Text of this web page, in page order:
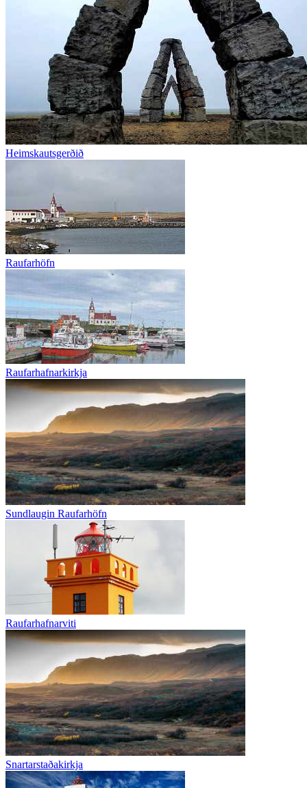
Heimskautsgerðið
Raufarhöfn
Raufarhafnarkirkja
Sundlaugin Raufarhöfn
Raufarhafnarviti
Snartarstaðakirkja